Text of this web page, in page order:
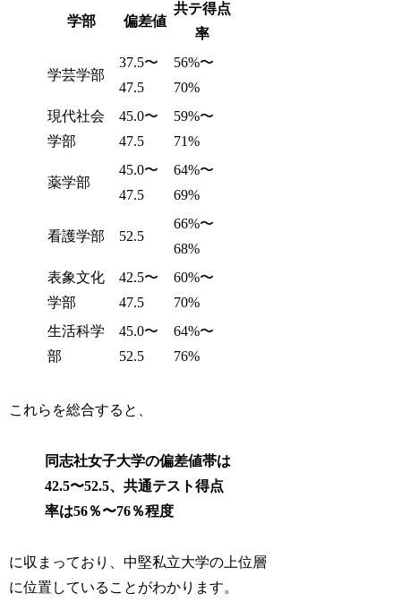
学部 偏差値
共テ得点
率
学芸学部
37.5〜
47.5
56%〜
70%
現代社会
学部
45.0〜
47.5
59%〜
71%
薬学部
45.0〜
47.5
64%〜
69%
看護学部 52.5
66%〜
68%
表象文化
学部
42.5〜
47.5
60%〜
70%
生活科学
部
45.0〜
52.5
64%〜
76%
これらを総合すると、
同志社女子大学の偏差値帯は
42.5〜52.5、共通テスト得点
率は56％〜76％程度
に収まっており、中堅私立大学の上位層
に位置していることがわかります。